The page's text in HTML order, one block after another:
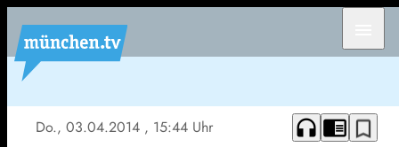
Do., 03.04.2014 , 15:44 Uhr headphones chrome_reader_mode bookmark_border